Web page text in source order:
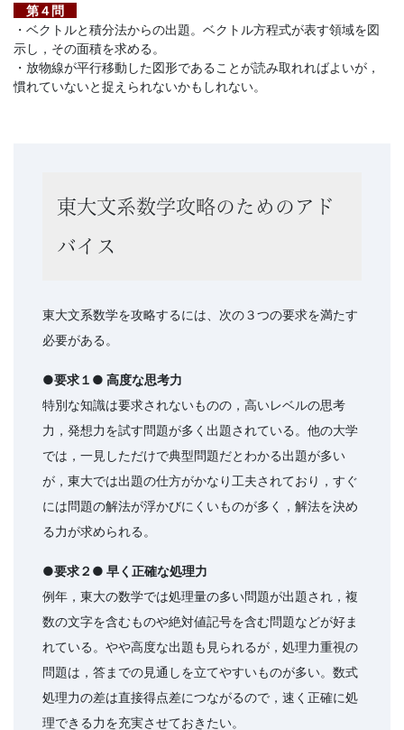
攻
略
す。
第４問
・ベクトルと積分法からの出題。ベクトル方程式が表す領域を図
示し，その面積を求める。
・放物線が平行移動した図形であることが読み取れればよいが，
慣れていないと捉えられないかもしれない。
東大文系数学攻略のためのアド
バイス
東大文系数学を攻略するには、次の３つの要求を満たす
必要がある。
●要求１● 高度な思考力
特別な知識は要求されないものの，高いレベルの思考
力，発想力を試す問題が多く出題されている。他の大学
では，一見しただけで典型問題だとわかる出題が多い
が，東大では出題の仕方がかなり工夫されており，すぐ
には問題の解法が浮かびにくいものが多く，解法を決め
る力が求められる。
●要求２● 早く正確な処理力
例年，東大の数学では処理量の多い問題が出題され，複
数の文字を含むものや絶対値記号を含む問題などが好ま
れている。やや高度な出題も見られるが，処理力重視の
問題は，答までの見通しを立てやすいものが多い。数式
処理力の差は直接得点差につながるので，速く正確に処
理できる力を充実させておきたい。